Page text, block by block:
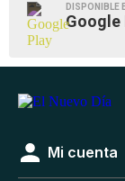
DISPONIBLE
Google
Mi cuenta